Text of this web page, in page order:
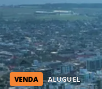
VENDA ALUGUEL